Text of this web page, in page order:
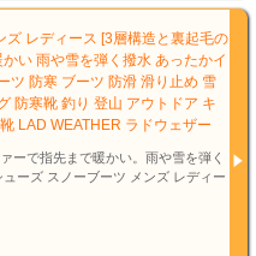
ズ レディース [3層構造と裏起毛の
い 雨や雪を弾く撥水 あったかイ
ツ 防寒 ブーツ 防滑 滑り止め 雪
防寒靴 釣り 登山 アウトドア キ
LAD WEATHER ラドウェザー
ーで指先まで暖かい。雨や雪を弾く
ーズ スノーブーツ メンズ レディー